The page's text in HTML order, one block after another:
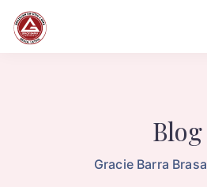
Blog
Gracie Barra Brasa